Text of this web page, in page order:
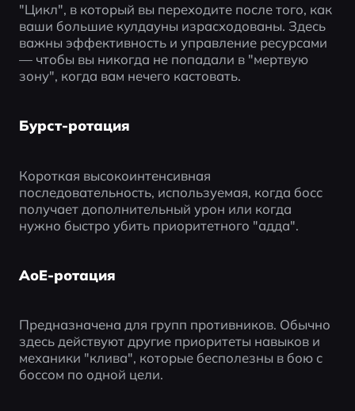
"Цикл", в который вы переходите после того, как
ваши большие кулдауны израсходованы. Здесь
важны эффективность и управление ресурсами
— чтобы вы никогда не попадали в "мертвую
зону", когда вам нечего кастовать.
Бурст-ротация
Короткая высокоинтенсивная
последовательность, используемая, когда босс
получает дополнительный урон или когда
нужно быстро убить приоритетного "адда".
AoE-ротация
Предназначена для групп противников. Обычно
здесь действуют другие приоритеты навыков и
механики "клива", которые бесполезны в бою с
боссом по одной цели.